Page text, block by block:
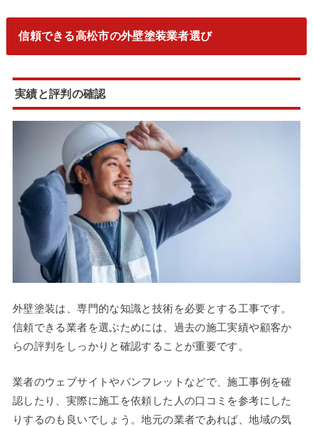
信頼できる高松市の外壁塗装業者選び
実績と評判の確認
外壁塗装は、専門的な知識と技術を必要とする工事です。
信頼できる業者を選ぶためには、過去の施工実績や顧客か
らの評判をしっかりと確認することが重要です。
業者のウェブサイトやパンフレットなどで、施工事例を確
認したり、実際に施工を依頼した人の口コミを参考にした
りするのも良いでしょう。地元の業者であれば、地域の気